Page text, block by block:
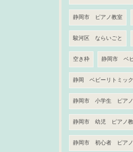
静岡市 ピアノ教室
駿河区 ならいごと
空き枠 静岡市 ベ
静岡 ベビーリトミック
静岡市 小学生 ピア
静岡市 幼児 ピアノ
静岡市 初心者 ピア